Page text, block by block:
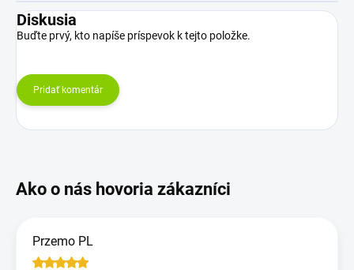
Diskusia
Buďte prvý, kto napíše príspevok k tejto položke.
Pridať komentár
Przemo PL